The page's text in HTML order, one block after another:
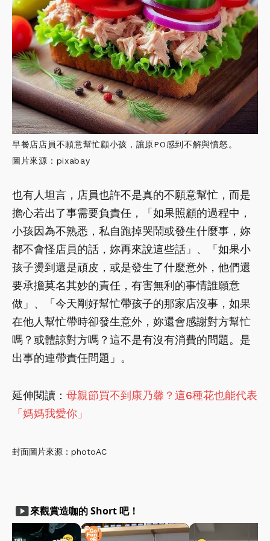
早餐店店員不願意幫忙顧小孩，讓原PO感到不解與憤怒。
圖片來源：pixabay
也有人坦言，店員也許不是真的不願意幫忙，而是
擔心若出了事需要負責任，「如果照顧的過程中，
小孩因為不熟悉，私自跑掉哭鬧或發生什麼事，妳
都不會怪店員的話，妳再來說這些話」、「如果小
孩子燙到還是頑皮，或是發生了什麼意外，他們還
要承擔莫名其妙的責任，有害無利的事情誰願意
做」、「今天剛好幫忙帶孩子的那家店沒事，如果
在他人幫忙帶時卻發生意外，妳還會感謝對方幫忙
嗎？或體諒對方嗎？這不是有沒有消費的問題。是
出事的連帶責任問題」。
延伸閱讀： 母親節買不到康乃馨？這6種花也能代表
「媽媽我愛你」
封面圖片來源：photoAC
smart_display來觀賞造咖的 Short 吧！